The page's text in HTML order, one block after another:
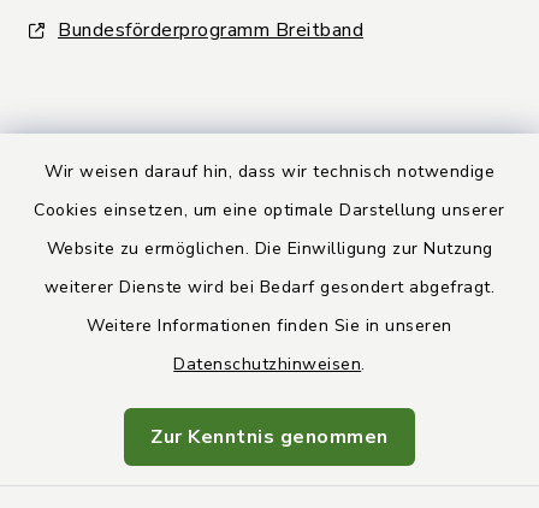
Wir weisen darauf hin, dass wir technisch notwendige
Cookies einsetzen, um eine optimale Darstellung unserer
Website zu ermöglichen. Die Einwilligung zur Nutzung
weiterer Dienste wird bei Bedarf gesondert abgefragt.
Weitere Informationen finden Sie in unseren
Datenschutzhinweisen.
Zur Kenntnis genommen
Bundesförderprogramm Breitband
Kontakt
Datenschutz
Impressum